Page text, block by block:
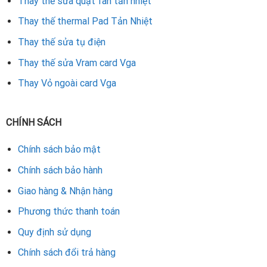
Thay thế thermal Pad Tản Nhiệt
Thay thế sửa tụ điện
Thay thế sửa Vram card Vga
Thay Vỏ ngoài card Vga
CHÍNH SÁCH
Chính sách bảo mật
Chính sách bảo hành
Giao hàng & Nhận hàng
Phương thức thanh toán
Quy định sử dụng
Chính sách đổi trả hàng